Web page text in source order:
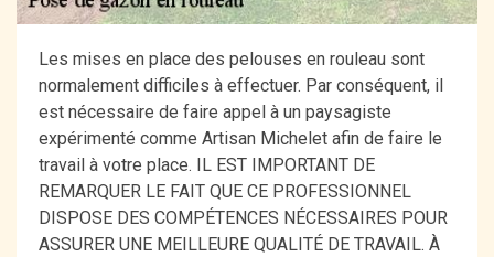
Les mises en place des pelouses en rouleau sont
normalement difficiles à effectuer. Par conséquent, il
est nécessaire de faire appel à un paysagiste
expérimenté comme Artisan Michelet afin de faire le
travail à votre place. IL EST IMPORTANT DE
REMARQUER LE FAIT QUE CE PROFESSIONNEL
DISPOSE DES COMPÉTENCES NÉCESSAIRES POUR
ASSURER UNE MEILLEURE QUALITÉ DE TRAVAIL. À